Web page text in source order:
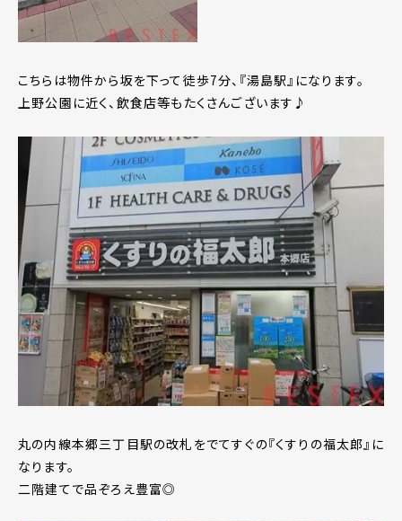
こちらは物件から坂を下って徒歩7分、『湯島駅』になります。
上野公園に近く、飲食店等もたくさんございます♪
丸の内線本郷三丁目駅の改札をでてすぐの『くすりの福太郎』に
なります。
二階建てで品ぞろえ豊富◎